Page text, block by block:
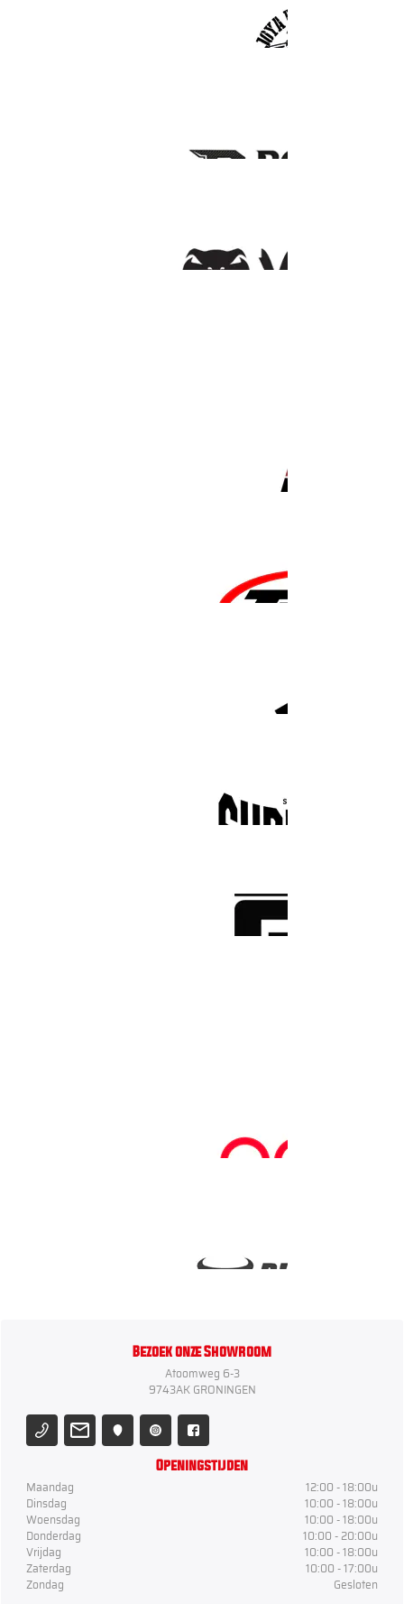
Bezoek onze Showroom
Atoomweg 6-3
9743AK GRONINGEN
Openingstijden
Maandag
12:00 - 18:00u
Dinsdag
10:00 - 18:00u
Woensdag
10:00 - 18:00u
Donderdag
10:00 - 20:00u
Vrijdag
10:00 - 18:00u
Zaterdag
10:00 - 17:00u
Zondag
Gesloten